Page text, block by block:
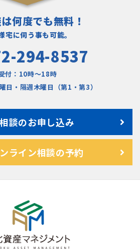
何度でも無料！
宅に伺う事も可能。
294-8537
付：10時〜18時
日・隔週木曜日（第1・第3）
談のお申し込み
ライン相談の予約